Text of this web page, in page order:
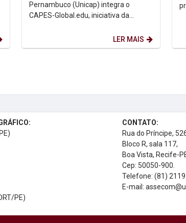
Pernambuco (Unicap) integra o
CAPES-Global.edu, iniciativa da
Pessoal de Nível Superior (Capes)...
LER MAIS
PE)
CONTATO:
Rua do Príncipe,
Bloco R, sala 117,
Boa Vista, Recife-
Cep: 50050-900.
Telefone: (81)
E-mail: